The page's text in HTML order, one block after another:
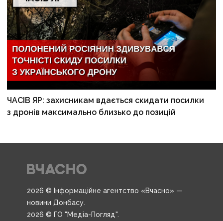
ЧАСІВ ЯР: захисникам вдається скидати посилки
з дронів максимально близько до позицій
2026 © Інформаційне агентство «Вчасно» —
новини Донбасу.
2026 © ГО "Медіа-Погляд".